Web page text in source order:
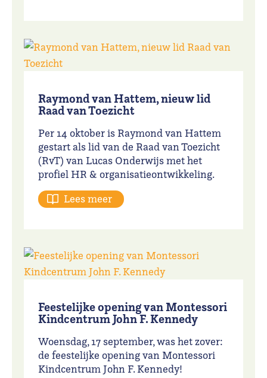
Raymond van Hattem, nieuw lid
Raad van Toezicht
Per 14 oktober is Raymond van Hattem
gestart als lid van de Raad van Toezicht
(RvT) van Lucas Onderwijs met het
profiel HR & organisatieontwikkeling.
Lees meer
Feestelijke opening van Montessori
Kindcentrum John F. Kennedy
Woensdag, 17 september, was het zover:
de feestelijke opening van Montessori
Kindcentrum John F. Kennedy!